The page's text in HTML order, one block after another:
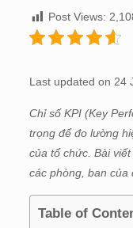
Post Views:
Last updated on 24
Chỉ số KPI (Key
trọng để đo lường
của tổ chức. Bài
các phòng, ban của
Table of